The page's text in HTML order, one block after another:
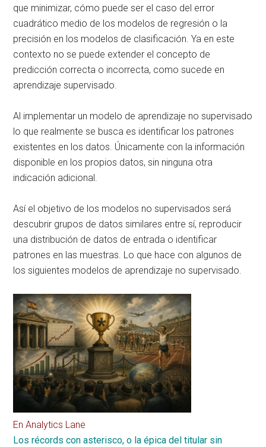
que minimizar, cómo puede ser el caso del error
cuadrático medio de los modelos de regresión o la
precisión en los modelos de clasificación. Ya en este
contexto no se puede extender el concepto de
predicción correcta o incorrecta, como sucede en
aprendizaje supervisado.
Al implementar un modelo de aprendizaje no supervisado
lo que realmente se busca es identificar los patrones
existentes en los datos. Únicamente con la información
disponible en los propios datos, sin ninguna otra
indicación adicional.
Así el objetivo de los modelos no supervisados será
descubrir grupos de datos similares entre sí, reproducir
una distribución de datos de entrada o identificar
patrones en las muestras. Lo que hace con algunos de
los siguientes modelos de aprendizaje no supervisado.
En Analytics Lane
Los récords con asterisco, o la épica del titular sin